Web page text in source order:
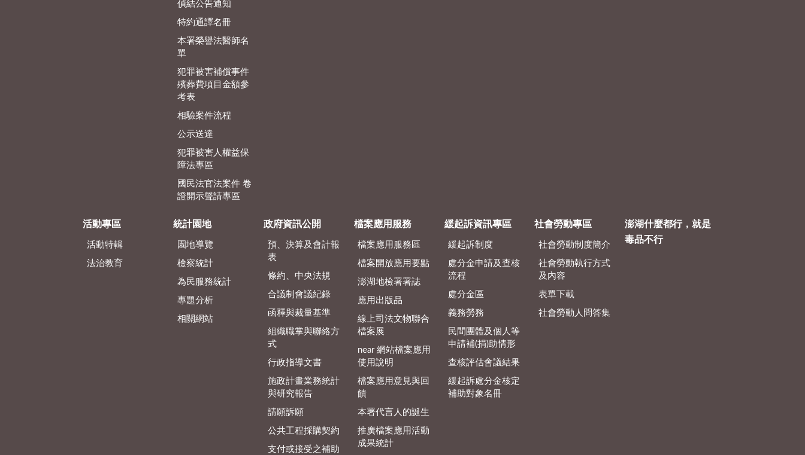
偵結公告通知
特約通譯名冊
本署榮譽法醫師名
單
犯罪被害補償事件
殯葬費項目金額參
考表
相驗案件流程
公示送達
犯罪被害人權益保
障法專區
國民法官法案件 卷
證開示聲請專區
活動專區
活動特輯
法治教育
統計園地
園地導覽
檢察統計
為民服務統計
專題分析
相關網站
政府資訊公開
預、決算及會計報
表
條約、中央法規
合議制會議紀錄
函釋與裁量基準
組織職掌與聯絡方
式
行政指導文書
施政計畫業務統計
與研究報告
請願訴願
公共工程採購契約
支付或接受之補助
檔案應用服務
檔案應用服務區
檔案開放應用要點
澎湖地檢署署誌
應用出版品
線上司法文物聯合
檔案展
near 網站檔案應用
使用說明
檔案應用意見與回
饋
本署代言人的誕生
推廣檔案應用活動
成果統計
緩起訴資訊專區
緩起訴制度
處分金申請及查核
流程
處分金區
義務勞務
民間團體及個人等
申請補(捐)助情形
查核評估會議結果
緩起訴處分金核定
補助對象名冊
社會勞動專區
社會勞動制度簡介
社會勞動執行方式
及內容
表單下載
社會勞動人問答集
澎湖什麼都行，就是
毒品不行